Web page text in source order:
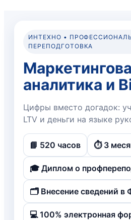
ИНТЕХНО •
ПЕРЕПОДГОТОВКА
аналитика и
Цифры вместо догадок:
LTV и деньги на языке
📘 520 часов ⏱️ 3
🎓 Диплом о
🗂️ Внесение сведений
💻 100% электронная